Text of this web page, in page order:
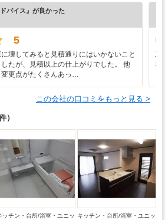
バイス』が良かった
5
壊してみると見積通りにはいかないこと
たが、見積以上の仕上がりでした。 他
更点がたくさんあっ…
工
な
この会社の口コミをもっと見る >
）
ッチン・台所/浴室・ユニッ キッチン・台所/浴室・ユニッ